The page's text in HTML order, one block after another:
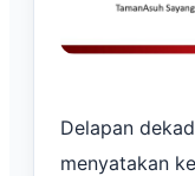
Delapan
menyatakan